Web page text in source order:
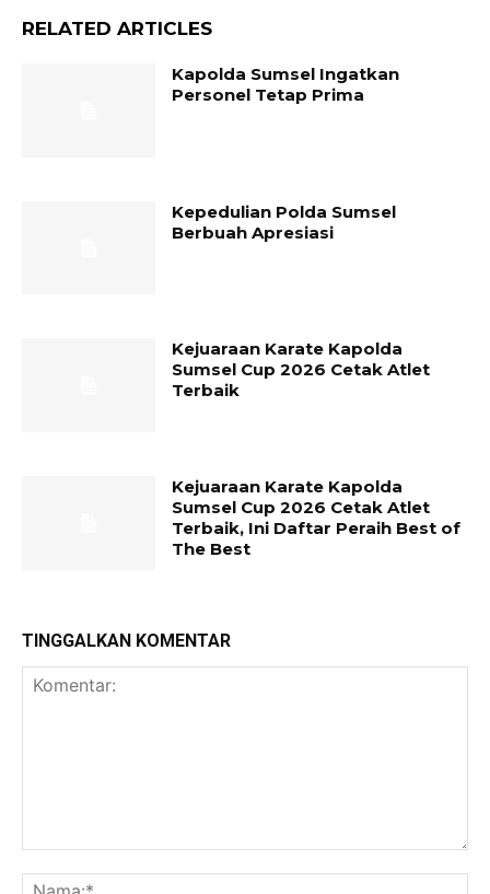
RELATED ARTICLES
Kapolda Sumsel Ingatkan
Personel Tetap Prima
Kepedulian Polda Sumsel
Berbuah Apresiasi
Kejuaraan Karate Kapolda
Sumsel Cup 2026 Cetak Atlet
Terbaik
Kejuaraan Karate Kapolda
Sumsel Cup 2026 Cetak Atlet
Terbaik, Ini Daftar Peraih Best of
The Best
TINGGALKAN KOMENTAR